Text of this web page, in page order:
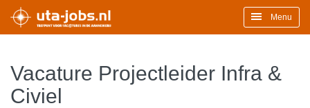
Menu
Vacature Projectleider Infra &
Civiel